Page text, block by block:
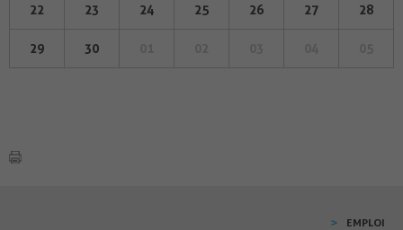
22 23 24 25 26 27 28
29 30
EMPLOI